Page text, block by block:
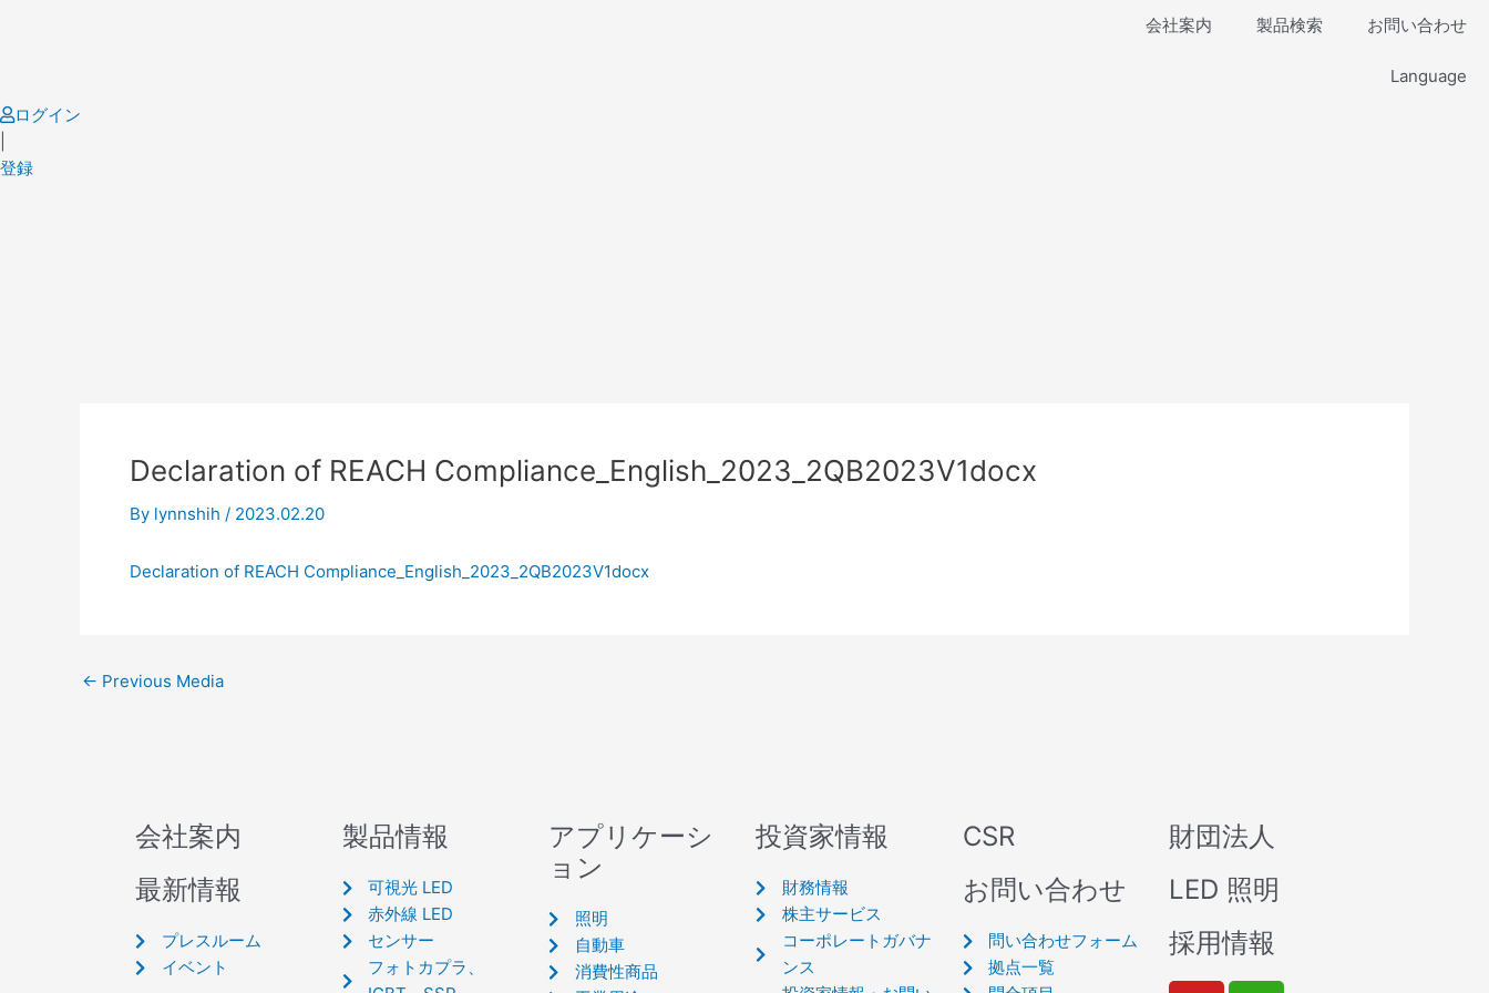
会社案内 製品検索 お問い合わせ
Language
ログイン
登録
Declaration of REACH Compliance_English_2023_2QB2023V1docx
By lynnshih / 2023.02.20
Declaration of REACH Compliance_English_2023_2QB2023V1docx
← Previous Media
会社案内
最新情報
プレスルーム
イベント
製品情報
可視光 LED
赤外線 LED
センサー
フォトカプラ、
アプリケーシ
ョン
照明
自動車
消費性商品
投資家情報
財務情報
株主サービス
コーポレートガバナ
ンス
CSR
お問い合わせ
問い合わせフォーム
拠点一覧
財団法人
LED 照明
採用情報